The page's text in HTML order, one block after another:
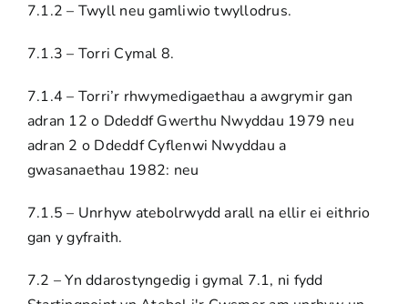
7.1.2 – Twyll neu gamliwio twyllodrus.
7.1.3 – Torri Cymal 8.
7.1.4 – Torri’r rhwymedigaethau a awgrymir gan
adran 12 o Ddeddf Gwerthu Nwyddau 1979 neu
adran 2 o Ddeddf Cyflenwi Nwyddau a
gwasanaethau 1982: neu
7.1.5 – Unrhyw atebolrwydd arall na ellir ei eithrio
gan y gyfraith.
7.2 – Yn ddarostyngedig i gymal 7.1, ni fydd